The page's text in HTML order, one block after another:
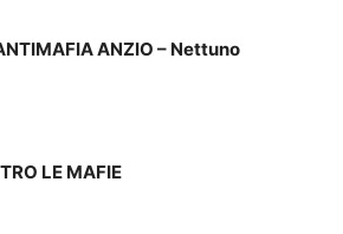
ANZIO – Nettuno
LE MAFIE